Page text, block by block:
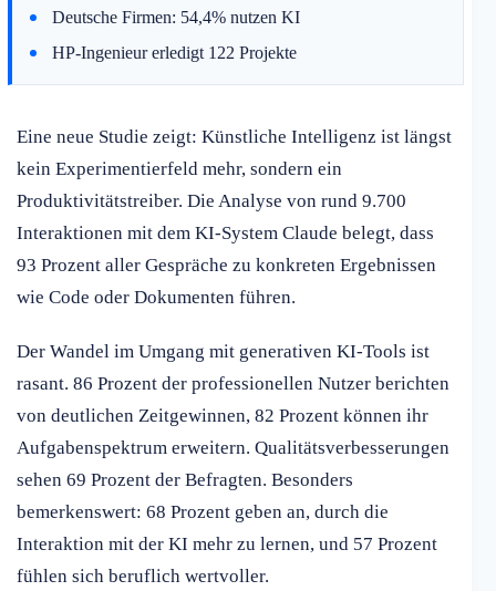
Deutsche Firmen: 54,4% nutzen KI
HP-Ingenieur erledigt 122 Projekte
Eine neue Studie zeigt: Künstliche Intelligenz ist längst
kein Experimentierfeld mehr, sondern ein
Produktivitätstreiber. Die Analyse von rund 9.700
Interaktionen mit dem KI-System Claude belegt, dass
93 Prozent aller Gespräche zu konkreten Ergebnissen
wie Code oder Dokumenten führen.
Der Wandel im Umgang mit generativen KI-Tools ist
rasant. 86 Prozent der professionellen Nutzer berichten
von deutlichen Zeitgewinnen, 82 Prozent können ihr
Aufgabenspektrum erweitern. Qualitätsverbesserungen
sehen 69 Prozent der Befragten. Besonders
bemerkenswert: 68 Prozent geben an, durch die
Interaktion mit der KI mehr zu lernen, und 57 Prozent
fühlen sich beruflich wertvoller.